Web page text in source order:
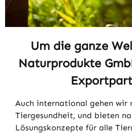
Um die ganze
Naturprodukte
Auch international gehen wir
Tiergesundheit, und bieten
Lösungskonzepte für alle